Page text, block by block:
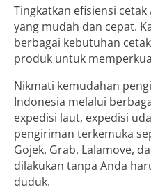
Tingkatkan efisiensi
yang mudah dan cepat.
berbagai kebutuhan
produk untuk
Nikmati kemudahan
Indonesia melalui
expedisi laut, expedisi
pengiriman terkemuka
Gojek, Grab, Lalamove,
dilakukan tanpa Anda
duduk.